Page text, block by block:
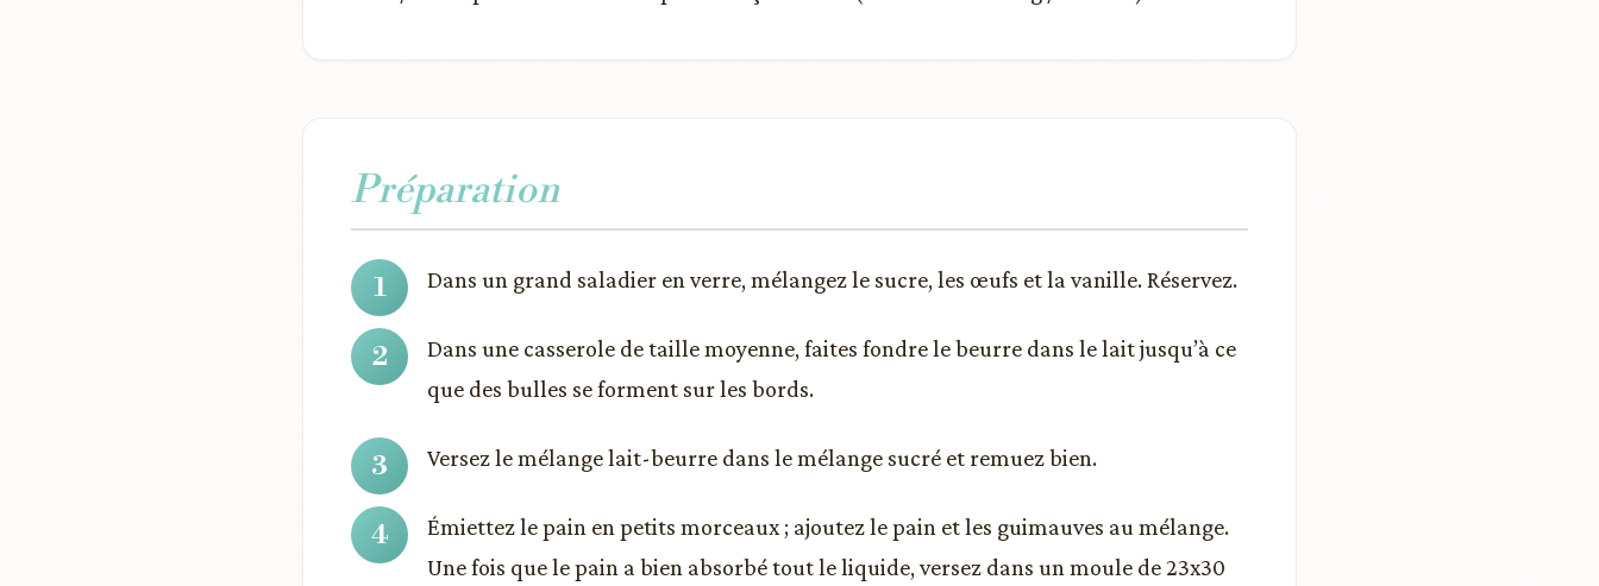
Préparation
Dans un grand saladier en verre, mélangez le sucre, les œufs et la vanille. Réservez.
Dans une casserole de taille moyenne, faites fondre le beurre dans le lait jusqu’à ce
que des bulles se forment sur les bords.
Versez le mélange lait-beurre dans le mélange sucré et remuez bien.
Émiettez le pain en petits morceaux ; ajoutez le pain et les guimauves au mélange.
Une fois que le pain a bien absorbé tout le liquide, versez dans un moule de 23x30